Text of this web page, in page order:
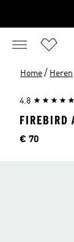
Home / Heren
4.8
FIREBIRD
Price
€ 70